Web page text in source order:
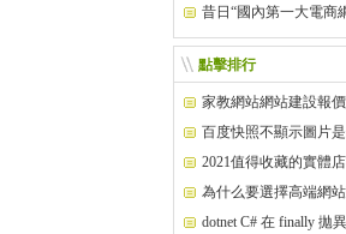
網 昔日“國內第一大電商
閉！
點擊排行
家教網站網站建設報
百度快照不顯示圖片
2021值得收藏的實體
為什么要選擇高端網
dotnet C# 在 finally 拋